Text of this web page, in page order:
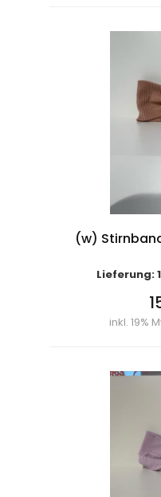
(w)
Lieferung:
inkl. 19%